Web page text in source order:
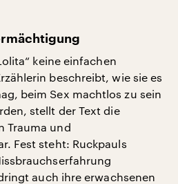
keine einfachen
beschreibt, wie sie es
beim Sex machtlos zu sein
stellt der Text die
Trauma und
Fest steht: Ruckpauls
auch ihre erwachsenen